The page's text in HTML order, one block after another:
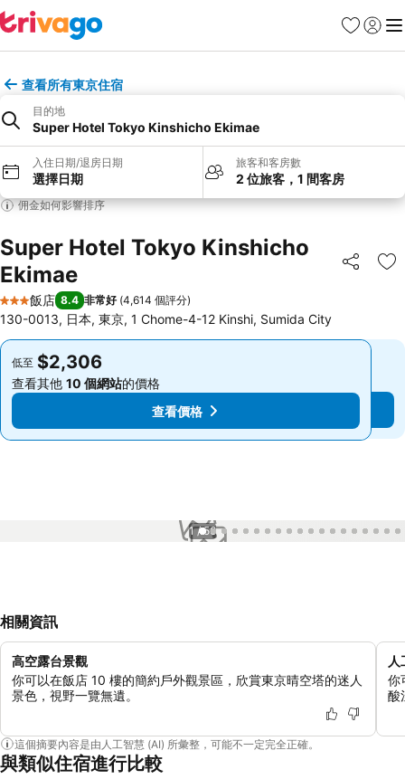
我的最愛
登入 選
查看所有東京住宿
目的地
Super Hotel Tokyo Kinshicho Ekimae
入住日期/退房日期
選擇日期
旅客和客房數
2 位旅客，1 間客房
佣金如何影響排序
Super Hotel Tokyo Kinshicho
Ekimae
分享 加
3 星級
飯店 8.4 非常好 (4,614 個評分)
130-0013, 日本, 東京, 1 Chome-4-12 Kinshi, Sumida City
低至 $2,306
查看其他 10 個網站的價格
查看價格
低至 $2,306
查看其他 10 個網站的價格
查看價格
1 / 56
相關資訊
高空露台景觀
你可以在飯店 10 樓的簡約戶外觀景區，欣賞東京晴空塔的迷人
景色，視野一覽無遺。
你
酸
這個摘要內容是由人工智慧 (AI) 所彙整，可能不一定完全正確。
與類似住宿進行比較